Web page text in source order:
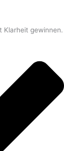
Klarheit gewinnen.